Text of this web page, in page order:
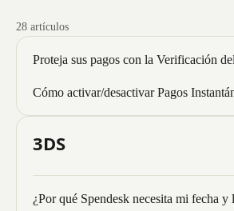
28 artículos
Proteja sus pagos con la Verificación
Cómo activar/desactivar Pagos
3DS
¿Por qué Spendesk necesita mi fecha y